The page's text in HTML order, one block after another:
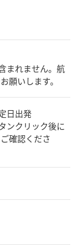
まれません。航
願いします。
日出発
ンクリック後に
確認くださ